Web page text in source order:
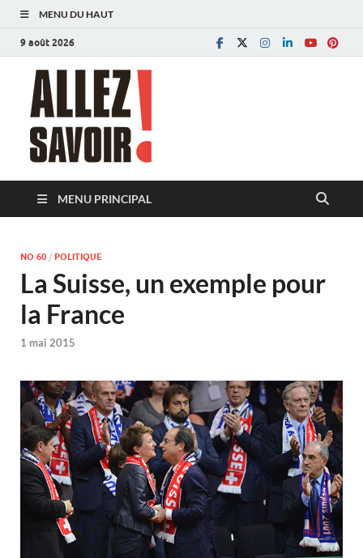
MENU DU HAUT
9 août 2026
MENU PRINCIPAL
NO 60 / POLITIQUE
La Suisse, un exemple pour
la France
1 mai 2015